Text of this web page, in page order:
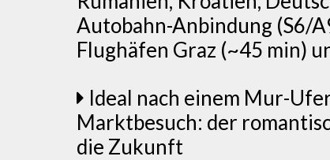
Autobahn-Anbindung (S6/
Flughäfen Graz (~45 min)
Ideal nach einem Mur-
Marktbesuch: der
die Zukunft